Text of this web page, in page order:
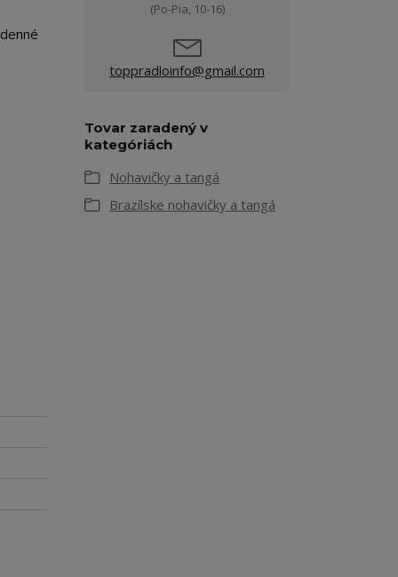
(Po-Pia, 10-16)
toppradloinfo@gmail.com
Tovar zaradený v
kategóriách
Nohavičky a tangá
Brazílske nohavičky a tangá